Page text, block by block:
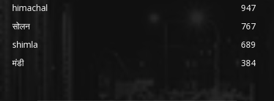
himachal
947
सोलन
767
shimla
689
मंडी
384